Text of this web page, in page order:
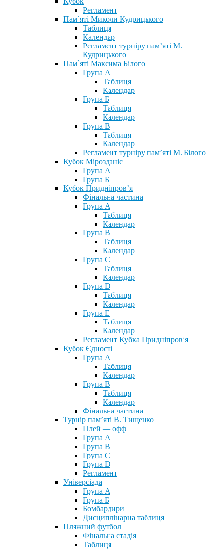
Регламент
Пам`яті Миколи Кудрицького
Таблиця
Календар
Регламент турніру пам’яті М.
Кудрицького
Пам`яті Максима Білого
Група А
Таблиця
Календар
Група Б
Таблиця
Календар
Група В
Таблиця
Календар
Регламент турніру пам’яті М. Білого
Кубок Мірозданіє
Група А
Група Б
Кубок Придніпров’я
Фінальна частина
Група А
Таблиця
Календар
Група В
Таблиця
Календар
Група С
Таблиця
Календар
Група D
Таблиця
Календар
Група Е
Таблиця
Календар
Регламент Кубка Придніпров’я
Кубок Єдності
Група А
Таблиця
Календар
Група В
Таблиця
Календар
Фінальна частина
Турнір пам’яті В. Тищенко
Плей — офф
Група А
Група B
Група С
Група D
Регламент
Універсіада
Група А
Група Б
Бомбардири
Дисциплінарна таблиця
Пляжний футбол
Фінальна стадія
Таблиця